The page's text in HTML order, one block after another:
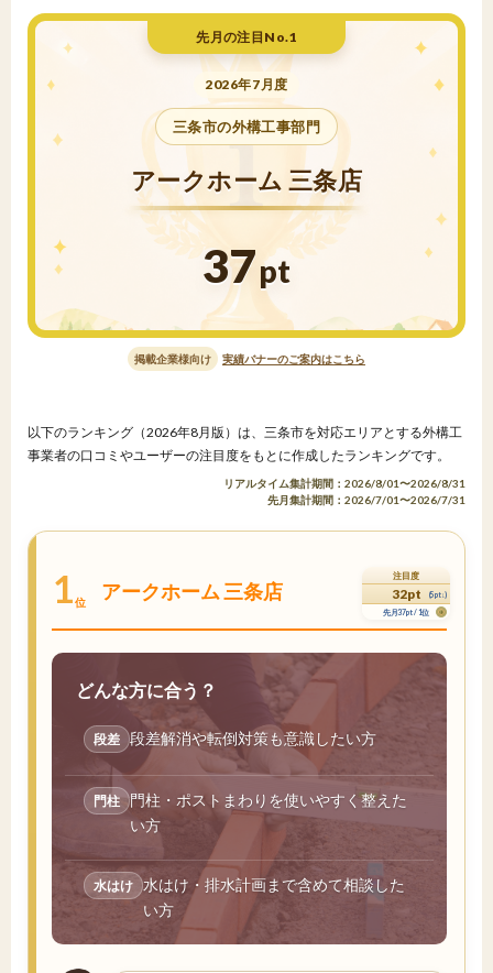
先月の注目No.1
2026年7月度
三条市の外構工事部門
アークホーム 三条店
37pt
掲載企業様向け 実績バナーのご案内はこちら
以下のランキング（2026年8月版）は、三条市を対応エリアとする外構工
事業者の口コミやユーザーの注目度をもとに作成したランキングです。
リアルタイム集計期間：2026/8/01〜2026/8/31
先月集計期間：2026/7/01〜2026/7/31
1位 アークホーム 三条店
注目度
32pt (5pt↓)
先月37pt / 1位
どんな方に合う？
段差 段差解消や転倒対策も意識したい方
門柱 門柱・ポストまわりを使いやすく整えた
い方
水はけ 水はけ・排水計画まで含めて相談した
い方